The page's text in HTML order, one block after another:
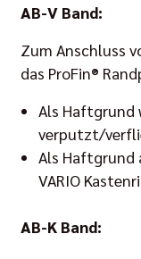
AB-V Band:
Zum Anschluss
das ProFin®
Als Haftgrund
verputzt/
Als Haftgrund
VARIO
AB-K Band: